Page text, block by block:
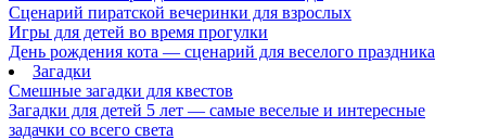
Сценарий пиратской вечеринки для взрослых
Игры для детей во время прогулки
День рождения кота — сценарий для веселого праздника
Загадки
Смешные загадки для квестов
Загадки для детей 5 лет — самые веселые и интересные
задачки со всего света